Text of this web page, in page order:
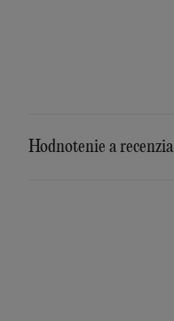
Hodnotenie a recenzia